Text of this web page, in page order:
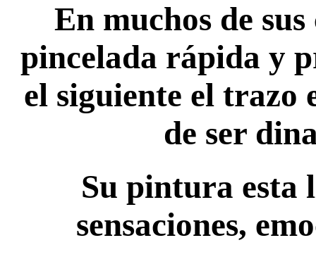
En muchos de
pincelada rápida y
el siguiente el trazo
de ser
Su pintura esta
sensaciones,